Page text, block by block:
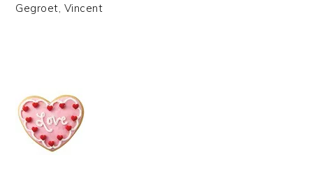
Gegroet, Vincent